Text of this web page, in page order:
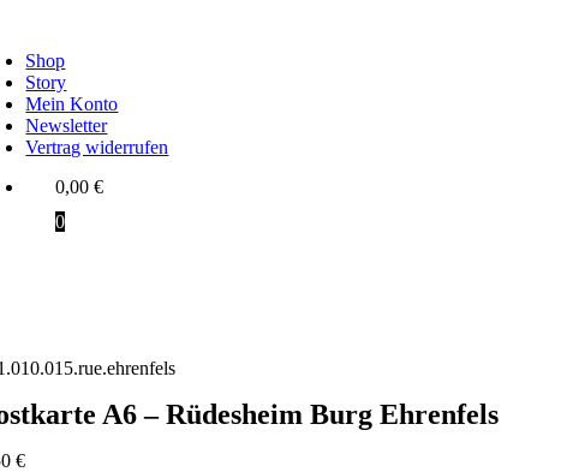
springen
Shop
Story
Mein Konto
Newsletter
Vertrag widerrufen
0,00€
0
A6 – Rüdesheim Burg Ehrenfels
€